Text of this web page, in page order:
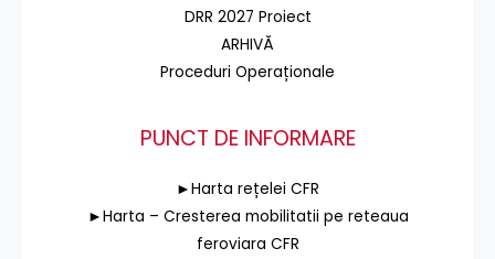
DRR 2027 Proiect
ARHIVĂ
Proceduri Operaționale
PUNCT DE INFORMARE
►Harta rețelei CFR
►Harta – Cresterea mobilitatii pe reteaua
feroviara CFR